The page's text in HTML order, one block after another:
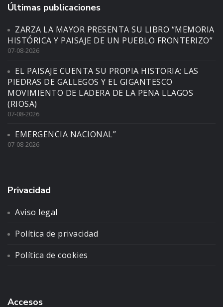
Últimas publicaciones
ZARZA LA MAYOR PRESENTA SU LIBRO “MEMORIA
HISTÓRICA Y PAISAJE DE UN PUEBLO FRONTERIZO”
07-08-2026
EL PAISAJE CUENTA SU PROPIA HISTORIA: LAS
PIEDRAS DE GALLEGOS Y EL GIGANTESCO
MOVIMIENTO DE LADERA DE LA PENA LLAGOS
(RIOSA)
07-08-2026
EMERGENCIA NACIONAL”
07-08-2026
Privacidad
Aviso legal
Política de privacidad
Política de cookies
Accesos